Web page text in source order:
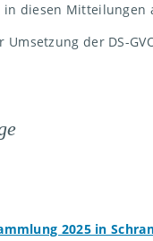
diesen Mitteilungen
Umsetzung der DS-
2025 in